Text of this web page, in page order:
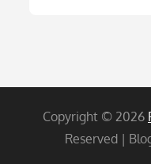
Copyright © 2026
Reserved |